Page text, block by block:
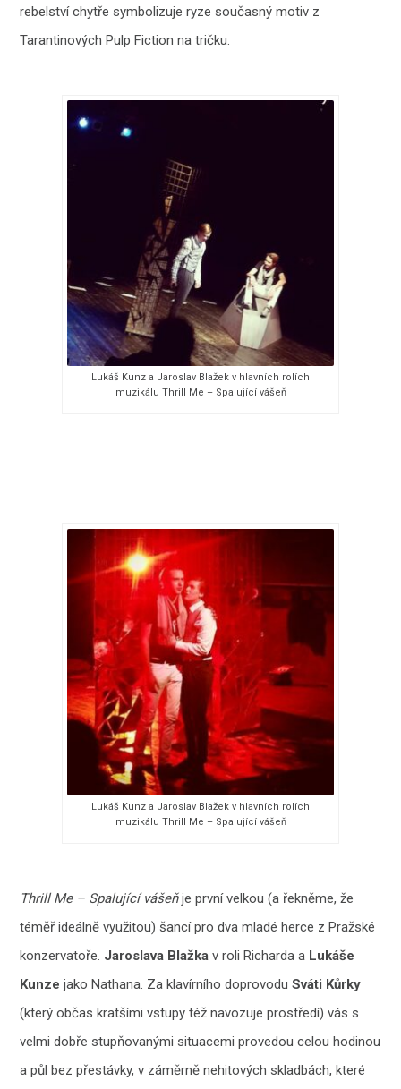
rebelství chytře symbolizuje ryze současný motiv z
Tarantinových Pulp Fiction na tričku.
Lukáš Kunz a Jaroslav Blažek v hlavních rolích
muzikálu Thrill Me – Spalující vášeň
Lukáš Kunz a Jaroslav Blažek v hlavních rolích
muzikálu Thrill Me – Spalující vášeň
Thrill Me – Spalující vášeňje první velkou (a řekněme, že
téměř ideálně využitou) šancí pro dva mladé herce z Pražské
konzervatoře. Jaroslava Blažka v roli Richarda a Lukáše
Kunze jako Nathana. Za klavírního doprovodu Sváti Kůrky
(který občas kratšími vstupy též navozuje prostředí) vás s
velmi dobře stupňovanými situacemi provedou celou hodinou
a půl bez přestávky, v záměrně nehitových skladbách, které